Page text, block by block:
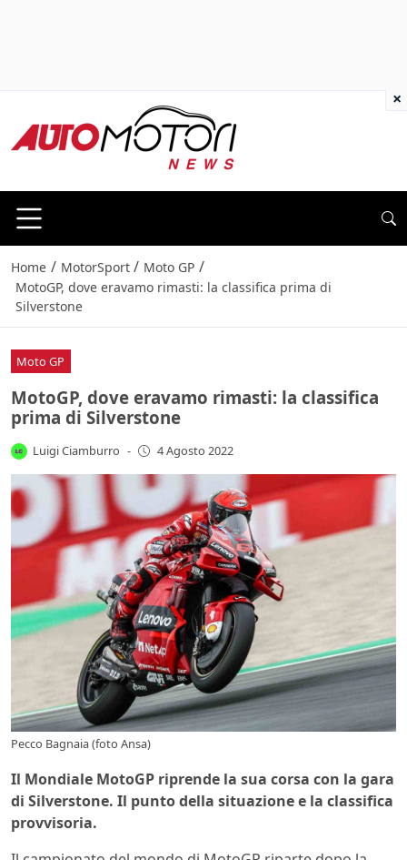
Home / MotorSport / Moto GP /
MotoGP, dove eravamo rimasti: la classifica prima di
Silverstone
Moto GP
MotoGP, dove eravamo rimasti: la classifica
prima di Silverstone
Luigi Ciamburro - 4 Agosto 2022
Pecco Bagnaia (foto Ansa)
Il Mondiale MotoGP riprende la sua corsa con la gara
di Silverstone. Il punto della situazione e la classifica
provvisoria.
×